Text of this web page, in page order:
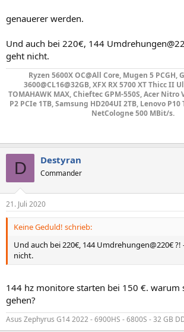
genauerer werden.
Und auch bei 220€, 144
geht nicht.
Ryzen 5600X OC@All Core, Mugen 5 PCGH,
3600@CL16@32GB, XFX RX 5700 XT Thicc II
TOMAHAWK MAX, Chieftec GPM-550S, Acer Nitro
P2 PCIe 1TB, Samsung HD204UI 2TB, Lenovo P10
NetCologne 500 MBit/s.
D Destyran
Commander
21. Juli 2020
Keine Geduld! schrieb:
Und auch bei 220€, 144 Umdrehungen@220€ ?!
nicht.
144 hz monitore starten bei 150 €. warum
gehen?
Asus Zephyrus G14 2022 - 6900HS - 6800S - 32 GB